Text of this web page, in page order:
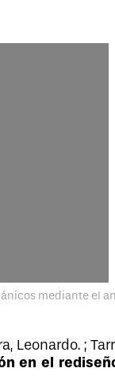
mediante el
Leonardo. ;
en el